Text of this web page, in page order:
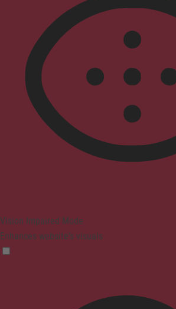
Vision Impaired Mode
Enhances website's visuals